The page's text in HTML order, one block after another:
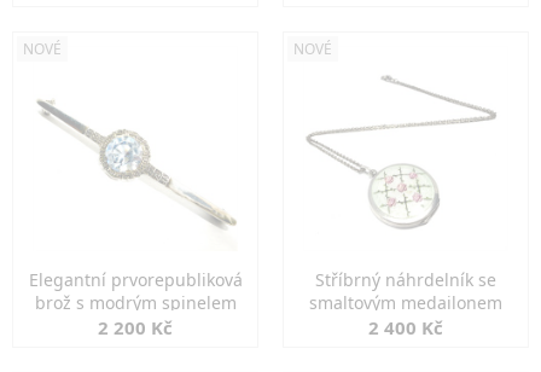
NOVÉ
Elegantní prvorepubliková
brož s modrým spinelem
2 200 Kč
NOVÉ
Stříbrný náhrdelník se
smaltovým medailonem
2 400 Kč